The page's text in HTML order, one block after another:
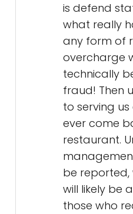
is defend
what really
any form of
overcharge
technically
fraud! Then
to serving
ever come
restaurant.
be reported,
will likely be
those who